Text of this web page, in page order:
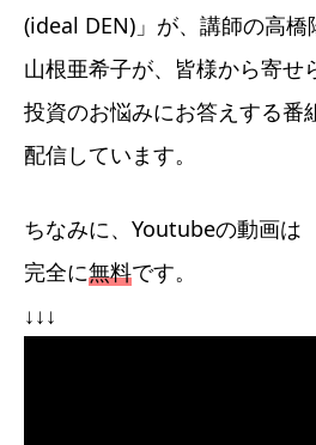
(ideal DEN)」が、講師の高橋
山根亜希子が、皆様から寄せ
投資のお悩みにお答えする番
配信しています。
ちなみに、Youtubeの動画は
完全に無料です。
↓↓↓